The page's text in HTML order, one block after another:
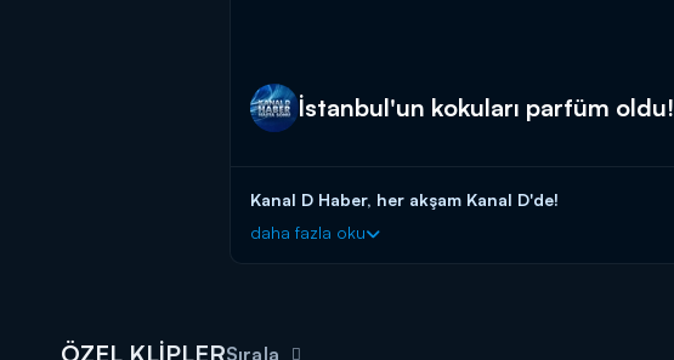
İstanbul'un kokuları parfüm oldu!
Kanal D Haber, her akşam Kanal D'de!
daha fazla oku
ÖZEL KLİPLERSırala